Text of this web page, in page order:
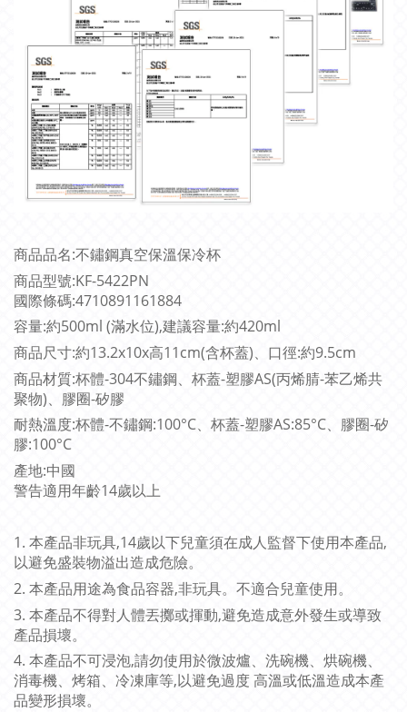
商品品名:不鏽鋼真空保溫保冷杯
商品型號:KF-5422PN
國際條碼:4710891161884
容量:約500ml (滿水位),建議容量:約420ml
商品尺寸:約13.2x10x高11cm(含杯蓋)、口徑:約9.5cm
商品材質:杯體-304不鏽鋼、杯蓋-塑膠AS(丙烯腈-苯乙烯共
聚物)、膠圈-矽膠
耐熱溫度:杯體-不鏽鋼:100°C、杯蓋-塑膠AS:85°C、膠圈-矽
膠:100°C
產地:中國
警告適用年齡14歲以上
1. 本產品非玩具,14歲以下兒童須在成人監督下使用本產品,
以避免盛裝物溢出造成危險。
2. 本產品用途為食品容器,非玩具。不適合兒童使用。
3. 本產品不得對人體丟擲或揮動,避免造成意外發生或導致
產品損壞。
4. 本產品不可浸泡,請勿使用於微波爐、洗碗機、烘碗機、
消毒機、烤箱、冷凍庫等,以避免過度 高溫或低溫造成本產
品變形損壞。